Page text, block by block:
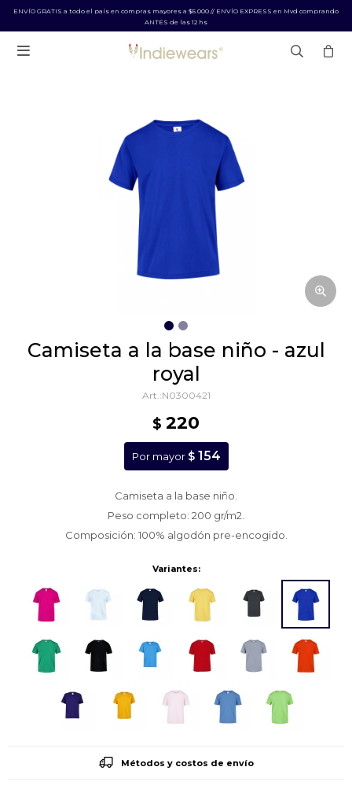
ENVÍO GRATIS a todo el país en compras mayores a $5.000 // ENVÍO EXPRESS en Mvd comprando
ANTES de las 12 hs

camiseta a la base niño - azul
royal
N0300421
$ 220
Por mayor $ 154
Camiseta a la base niño.
Peso completo: 200 gr/m2.
Composición: 100% algodón pre-encogido.
Variantes:
Métodos y costos de envío